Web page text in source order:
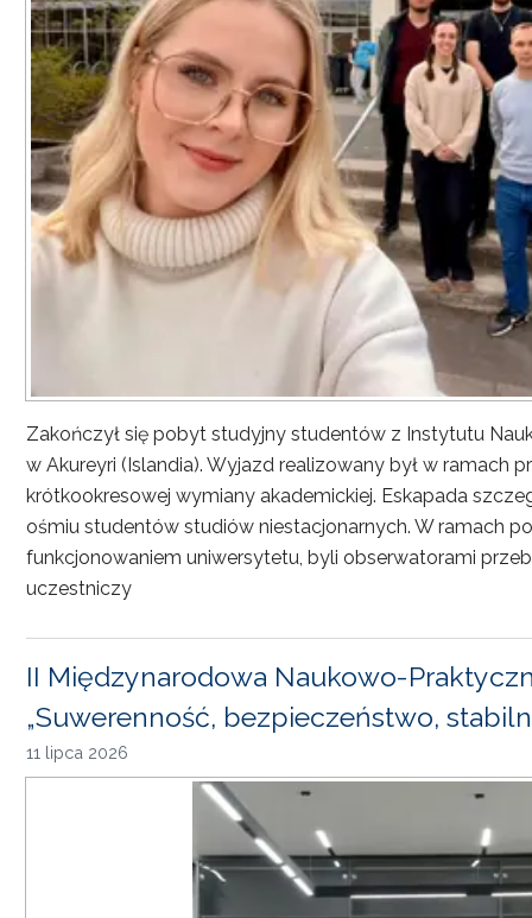
Zakończył się pobyt studyjny studentów z Instytutu
w Akureyri (Islandia). Wyjazd realizowany był w ramach
krótkookresowej wymiany akademickiej. Eskapada
ośmiu studentów studiów niestacjonarnych. W ramach
funkcjonowaniem uniwersytetu, byli obserwatorami
uczestniczy
II Międzynarodowa Naukowo-
„Suwerenność, bezpieczeństwo,
11 lipca 2026